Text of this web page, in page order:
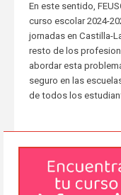
En este sentido,
curso escolar 2024-
jornadas en Castilla-
resto de los
abordar esta
seguro en las
de todos los